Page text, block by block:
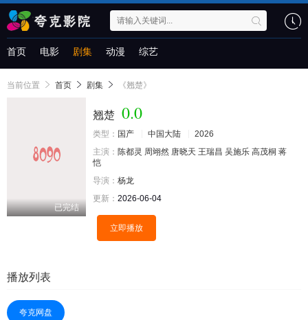
首页 电影 剧集 动漫 综艺
当前位置 首页 剧集 《翘楚》
已完结
翘楚 0.0
类型： 国产 中国大陆
2026
主演： 陈都灵 周翊然 唐晓天 王瑞昌 吴施乐 高茂桐 蒋
恺
导演： 杨龙
更新： 2026-06-04
立即播放
播放列表
夸克网盘